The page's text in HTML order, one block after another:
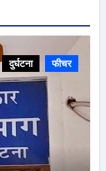
दुर्घटना फीचर